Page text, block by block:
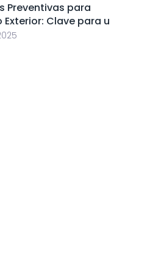
Preventivas para
Exterior: Clave para u